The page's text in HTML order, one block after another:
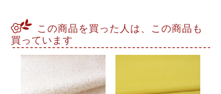
この商品を買った人は、この商品も
買っています